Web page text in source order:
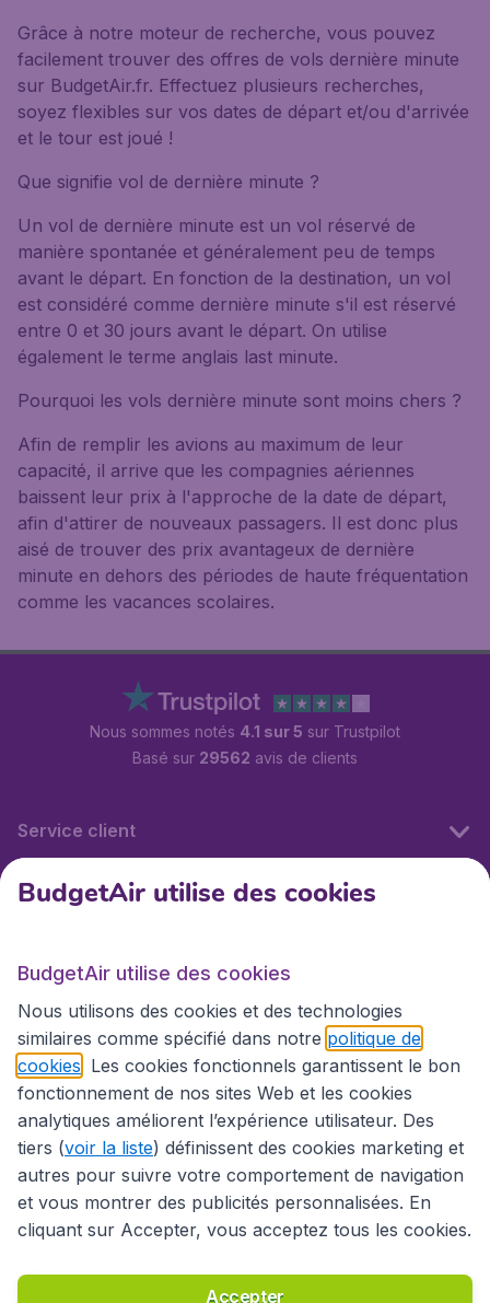
Grâce à notre moteur de recherche, vous pouvez
facilement trouver des offres de vols dernière minute
sur BudgetAir.fr. Effectuez plusieurs recherches,
soyez flexibles sur vos dates de départ et/ou d'arrivée
et le tour est joué !
Que signifie vol de dernière minute ?
Un vol de dernière minute est un vol réservé de
manière spontanée et généralement peu de temps
avant le départ. En fonction de la destination, un vol
est considéré comme dernière minute s'il est réservé
entre 0 et 30 jours avant le départ. On utilise
également le terme anglais last minute.
Pourquoi les vols dernière minute sont moins chers ?
Afin de remplir les avions au maximum de leur
capacité, il arrive que les compagnies aériennes
baissent leur prix à l'approche de la date de départ,
afin d'attirer de nouveaux passagers. Il est donc plus
aisé de trouver des prix avantageux de dernière
minute en dehors des périodes de haute fréquentation
comme les vacances scolaires.
Nous sommes notés 4.1 sur 5 sur Trustpilot
Basé sur 29562 avis de clients
Service client
BudgetAir.fr
Sites internationaux
Déclaration d’accessibilité
Conditions générales
Déclaration de confidentialité
BudgetAir utilise des cookies
BudgetAir utilise des cookies
Nous utilisons des cookies et des technologies
similaires comme spécifié dans notre politique de
cookies . Les cookies fonctionnels garantissent le bon
fonctionnement de nos sites Web et les cookies
analytiques améliorent l’expérience utilisateur. Des
tiers (voir la liste) définissent des cookies marketing et
autres pour suivre votre comportement de navigation
et vous montrer des publicités personnalisées. En
cliquant sur Accepter, vous acceptez tous les cookies.
Accepter